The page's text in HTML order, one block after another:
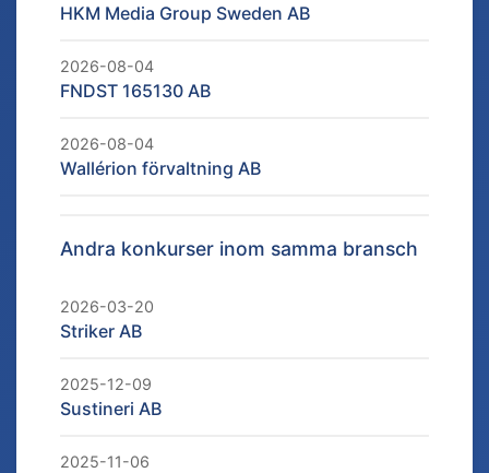
HKM Media Group Sweden AB
2026-08-04
FNDST 165130 AB
2026-08-04
Wallérion förvaltning AB
Andra konkurser inom samma bransch
2026-03-20
Striker AB
2025-12-09
Sustineri AB
2025-11-06